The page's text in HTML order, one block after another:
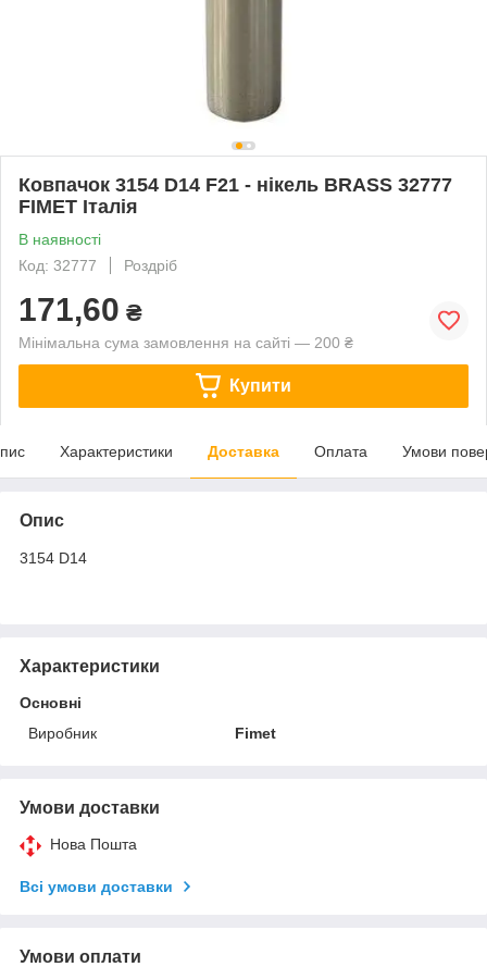
Ковпачок 3154 D14 F21 - нікель BRASS 32777
FIMET Італія
В наявності
Код: 32777
Роздріб
171,60 ₴
Мінімальна сума замовлення на сайті — 200 ₴
Купити
Характеристики Доставка Оплата Умови
Опис
3154 D14
Характеристики
Основні
Виробник
Fimet
Умови доставки
Нова Пошта
Всі умови доставки
Умови оплати